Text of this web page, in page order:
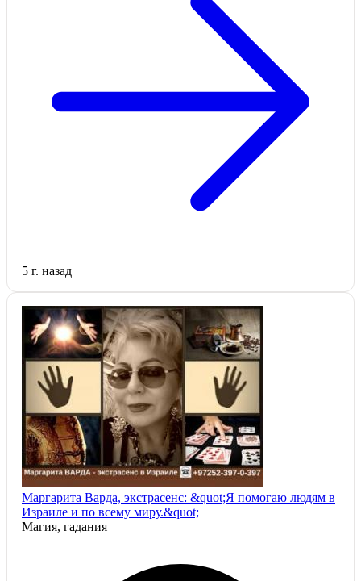
5 г. назад
Маргарита Варда, экстрасенс: &quot;Я помогаю людям в
Израиле и по всему миру.&quot;
Магия, гадания